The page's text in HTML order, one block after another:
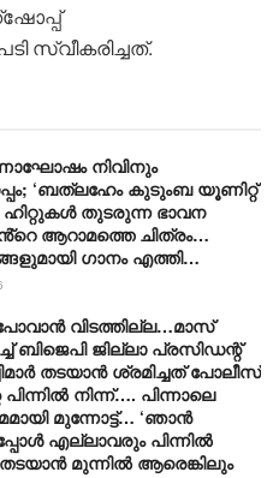
സ്വീകരിച്ചത്.
നിവിനും
‘ബത്‍ലഹേം കുടുംബ യൂണിറ്റ്
തുടരുന്ന ഭാവന
ആറാമത്തെ ചിത്രം…
ഗാനം എത്തി…
വിടത്തില്ല…മാസ്
ബിജെപി ജില്ലാ പ്രസിഡന്റ്
തടയാൻ ശ്രമിച്ചത് പോലീസ്
നിന്ന്…. പിന്നാലെ
മുന്നോട്ട്… ‘ഞാൻ
എല്ലാവരും പിന്നിൽ
മുന്നിൽ ആരെങ്കിലും